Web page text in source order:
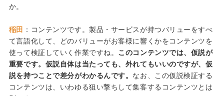
か。
稲田 ：コンテンツです。製品・サービスが持つバリューをすべ
て言語化して、どのバリューがお客様に響くかをコンテンツを
使って検証していく作業ですね。 このコンテンツでは、仮説が
重要です。仮説自体は当たっても、外れてもいいのですが、仮
説を持つことで差分がわかるんです。 なお、この仮説検証する
コンテンツは、いわゆる狙い撃ちして集客するコンテンツとは